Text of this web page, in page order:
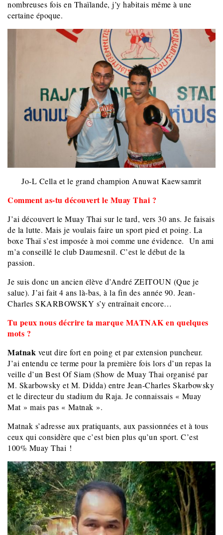
nombreuses fois en Thaïlande, j’y habitais même à une
certaine époque.
Jo-L Cella et le grand champion Anuwat Kaewsamrit
Comment as-tu découvert le Muay Thai ?
J’ai découvert le Muay Thai sur le tard, vers 30 ans. Je faisais
de la lutte. Mais je voulais faire un sport pied et poing. La
boxe Thaï s’est imposée à moi comme une évidence. Un ami
m’a conseillé le club Daumesnil. C’est le début de la
passion.
Je suis donc un ancien élève d’André ZEITOUN (Que je
salue). J’ai fait 4 ans là-bas, à la fin des année 90. Jean-
Charles SKARBOWSKY s’y entraînait encore…
Tu peux nous décrire ta marque MATNAK en quelques
mots ?
Matnak veut dire fort en poing et par extension puncheur.
J’ai entendu ce terme pour la première fois lors d’un repas la
veille d’un Best Of Siam (Show de Muay Thai organisé par
M. Skarbowsky et M. Didda) entre Jean-Charles Skarbowsky
et le directeur du stadium du Raja. Je connaissais « Muay
Mat » mais pas « Matnak ».
Matnak s’adresse aux pratiquants, aux passionnées et à tous
ceux qui considère que c’est bien plus qu’un sport. C’est
100% Muay Thai !